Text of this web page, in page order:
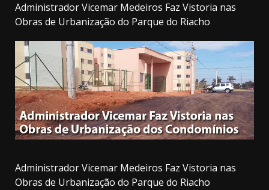
Administrador Vicemar Medeiros Faz Vistoria nas
Obras de Urbanização do Parque do Riacho
Administrador Vicemar Medeiros Faz Vistoria nas
Obras de Urbanização do Parque do Riacho